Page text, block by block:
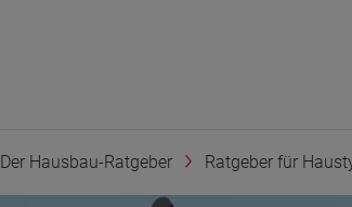
Der Hausbau-Ratgeber Ratgeber für